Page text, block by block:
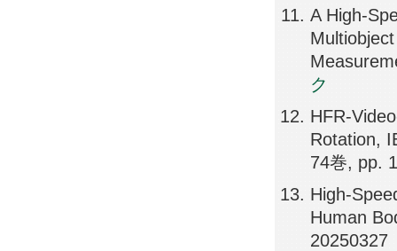
A High-
ク
HFR-
Rotation,
74巻, pp.
High-
Human
20250327